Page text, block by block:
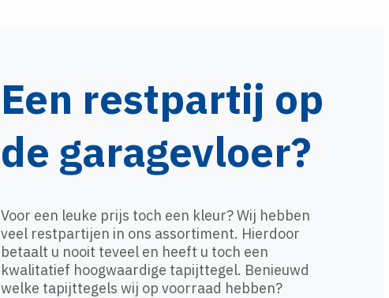
Een restpartij op
de garagevloer?
Voor een leuke prijs toch een kleur? Wij hebben
veel restpartijen in ons assortiment. Hierdoor
betaalt u nooit teveel en heeft u toch een
kwalitatief hoogwaardige tapijttegel. Benieuwd
welke tapijttegels wij op voorraad hebben?